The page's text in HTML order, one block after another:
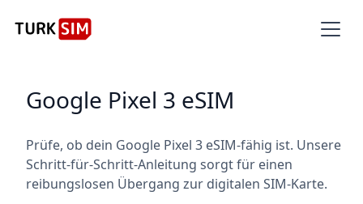
Google Pixel 3 eSIM
Prüfe, ob dein Google Pixel 3 eSIM-fähig ist. Unsere
Schritt-für-Schritt-Anleitung sorgt für einen
reibungslosen Übergang zur digitalen SIM-Karte.